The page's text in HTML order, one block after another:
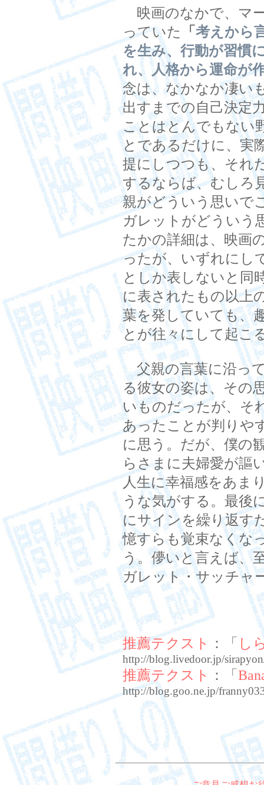
映画のなかで、マ
っていた
「 考えから
を生み、行動が習慣
れ、人格から運命が
念は、なかなか凄い
出すまでの自己決定
ことはとんでもない
とであるだけに、実
提にしつつも、それ
するならば、むしろ
親がどういう思いで
ガレットがどういう
たかの詳細は、映画
ったが、いずれにし
としか表しないと同
に表されたもの以上
葉を発していても、
とが往々にして起こ
父親の言葉に沿っ
る彼女の姿は、その
いものだったが、そ
あったことが判りや
に思う。だが、僕の
らさまに夫婦愛が謳
人生に幸福感をあま
うな気がする。最後
にサインを繰り返す
憶すらも覚束なくな
う。儚いと言えば、
ガレット・サッチャ
推薦テクスト ：「 し
http://blog.livedoor.jp/
推薦テクスト ：「
http://blog.goo.ne.jp/